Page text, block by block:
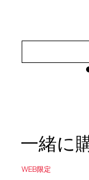
一緒に
WEB限定